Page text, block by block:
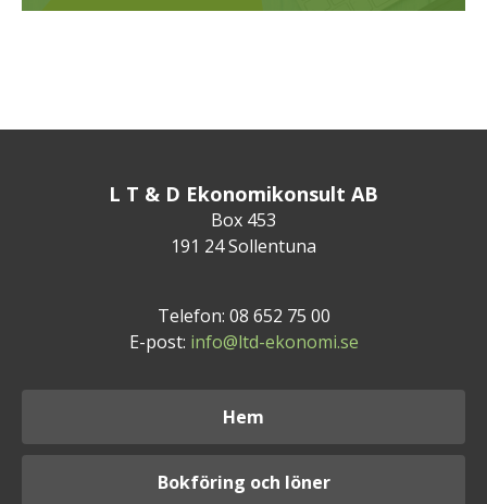
L T & D Ekonomikonsult AB
Box 453
191 24 Sollentuna
Telefon: 08 652 75 00
E-post: info@ltd-ekonomi.se
Hem
Bokföring och löner